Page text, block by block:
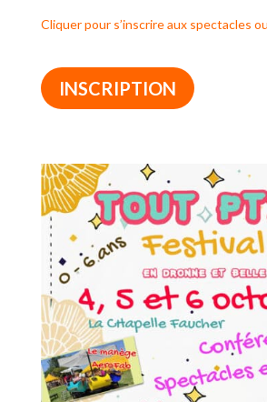
Cliquer pour s’inscrire aux spectacles
INSCRIPTION